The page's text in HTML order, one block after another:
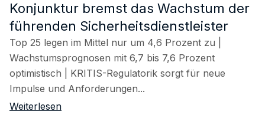
Konjunktur bremst das Wachstum der
führenden Sicherheitsdienstleister
Top 25 legen im Mittel nur um 4,6 Prozent zu |
Wachstumsprognosen mit 6,7 bis 7,6 Prozent
optimistisch | KRITIS-Regulatorik sorgt für neue
Impulse und Anforderungen...
Weiterlesen